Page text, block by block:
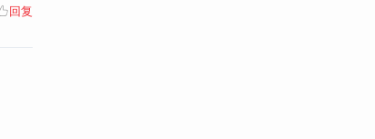
回复